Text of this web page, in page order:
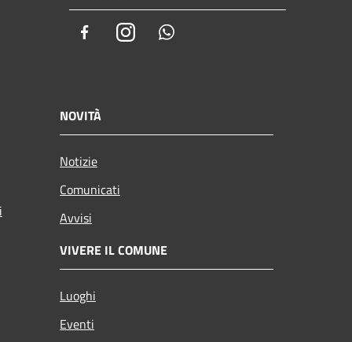
FacebookInstagram
NOVITÀ
Notizie
Comunicati
Avvisi
VIVERE IL COMUNE
Luoghi
Eventi